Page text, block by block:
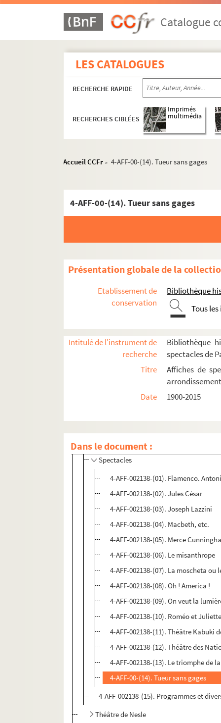
Catalogue
LES CATALOGUES
RECHERCHE RAPIDE
RECHERCHES CIBLÉES
Imprimés
multimédia
Accueil CCFr > 4-AFF-00-(14). Tueur sans gages
4-AFF-00-(14). Tueur sans gages
Présentation globale de la
Etablissement de
conservation
Bibliothèque
Tous
Intitulé de l'instrument de
recherche
Bibliothèque
spectacles de
Titre
Affiches de
Date
1900-2015
Dans le document :
Au Grand 15
Café-théâtre de l'Odéon
Centre culturel Notre-Dame de Sion
Couvent des Cordeliers
L'Ecluse
École nationale supérieure des Beaux-
Espace Natura Brasil
Maison des cultures du monde
Odéon-théâtre de l'Europe
Odéon-théâtre national
Petit Odéon
Petit théâtre de la Galerie 55
Polka des mandibules
Salle des fêtes, 44 rue de Rennes
Salle des sociétés savantes
Théâtre de l'Alliance française
Théâtre du Bilboquet
Théâtre de France
Spectacles
4-AFF-002138-(01). Flamenco.
4-AFF-002138-(02). Jules César
4-AFF-002138-(03). Joseph Lazzini
4-AFF-002138-(04). Macbeth, etc.
4-AFF-002138-(05). Merce
4-AFF-002138-(06). Le misanthrope
4-AFF-002138-(07). La moscheta ou
4-AFF-002138-(08). Oh ! America !
4-AFF-002138-(09). On veut la
4-AFF-002138-(10). Roméo et
4-AFF-002138-(11). Théâtre Kabuki
4-AFF-002138-(12). Théâtre des
4-AFF-002138-(13). Le triomphe de
4-AFF-00-(14). Tueur sans gages
4-AFF-002138-(15). Programmes et
Théâtre de Nesle